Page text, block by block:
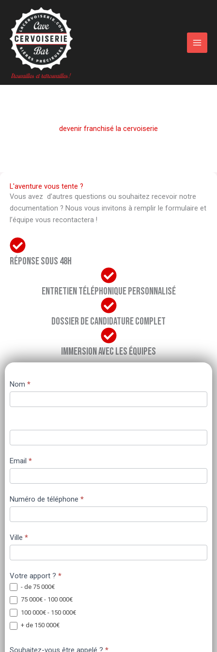
contenu
devenir franchisé la cervoiserie
L'aventure vous tente ?
Vous avez d’autres questions ou souhaitez recevoir notre
documentation ? Nous vous invitons à remplir le formulaire et
l’équipe vous recontactera !
Réponse sous 48h
Entretien téléphonique personnalisé
Dossier de candidature complet
Immersion avec les équipes
Nous
rejoindre
Nom *
Email *
Numéro de téléphone *
Ville *
Votre apport ? *
- de 75 000€
75 000€ - 100 000€
100 000€ - 150 000€
+ de 150 000€
Souhaitez-vous être appelé ? *